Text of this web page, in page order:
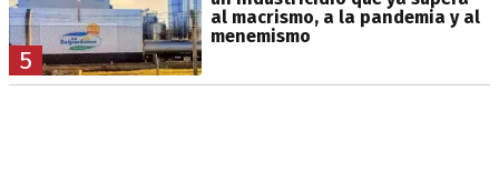
5
al macrismo, a la pandemia y al
menemismo